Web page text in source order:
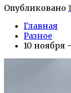
Опубликовано
Главная
Разное
10 ноября